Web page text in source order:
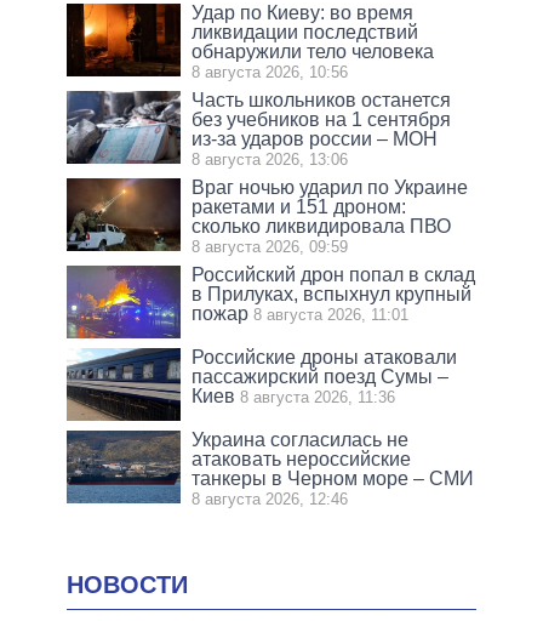
Удар по Киеву: во время
ликвидации последствий
обнаружили тело человека
8 августа 2026, 10:56
Часть школьников останется
без учебников на 1 сентября
из-за ударов россии – МОН
8 августа 2026, 13:06
Враг ночью ударил по Украине
ракетами и 151 дроном:
сколько ликвидировала ПВО
8 августа 2026, 09:59
Российский дрон попал в склад
в Прилуках, вспыхнул крупный
пожар 8 августа 2026, 11:01
Российские дроны атаковали
пассажирский поезд Сумы –
Киев 8 августа 2026, 11:36
Украина согласилась не
атаковать нероссийские
танкеры в Черном море – СМИ
8 августа 2026, 12:46
НОВОСТИ